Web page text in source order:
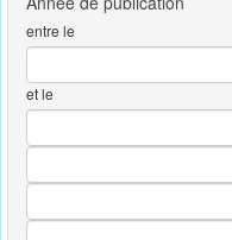
entre le
et le